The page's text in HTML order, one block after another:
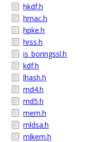
hkdf.h
hmac.h
hpke.h
hrss.h
is_boringssl.h
kdf.h
lhash.h
md4.h
md5.h
mem.h
mldsa.h
mlkem.h